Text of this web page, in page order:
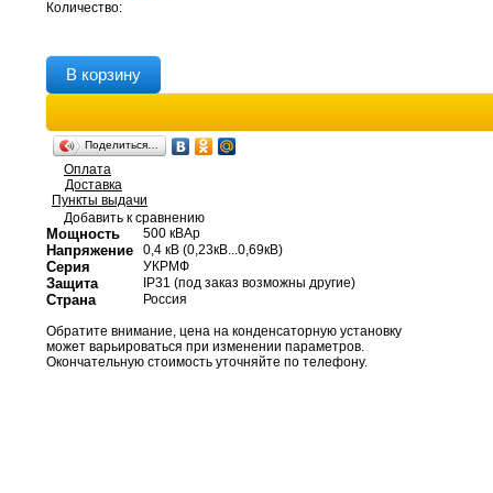
Количество:
В корзину
Поделиться…
Оплата
Доставка
Пункты выдачи
Добавить к сравнению
Мощность 500 кВАр
Напряжение 0,4 кВ (0,23кВ...0,69кВ)
Серия УКРМФ
Защита IP31 (под заказ возможны другие)
Страна Россия
Обратите внимание, цена на конденсаторную установку
может варьироваться при изменении параметров.
Окончательную стоимость уточняйте по телефону.